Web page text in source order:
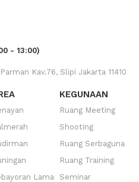
- 13:00)
Kav.76, Slipi Jakarta 11410
Lama
KEGUNAAN
Ruang Meeting
Shooting
Ruang Serbaguna
Ruang Training
Seminar